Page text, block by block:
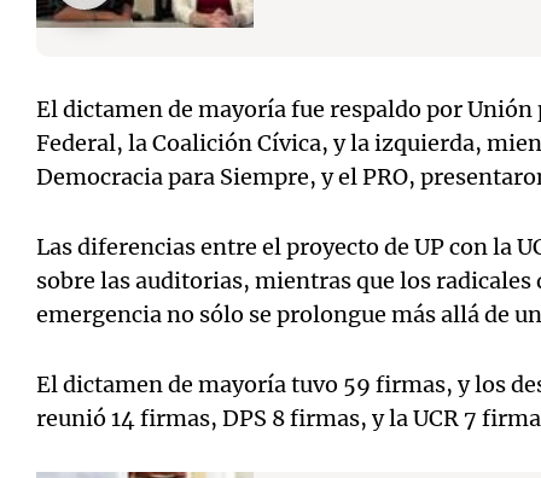
El dictamen de mayoría fue respaldo por
Federal, la Coalición Cívica, y la izquierda,
Democracia para Siempre, y el PRO,
Las diferencias entre el proyecto de UP con la
sobre las auditorias, mientras que los radicales
emergencia no sólo se prolongue más allá de
El dictamen de mayoría tuvo 59 firmas, y los
reunió 14 firmas, DPS 8 firmas, y la UCR 7